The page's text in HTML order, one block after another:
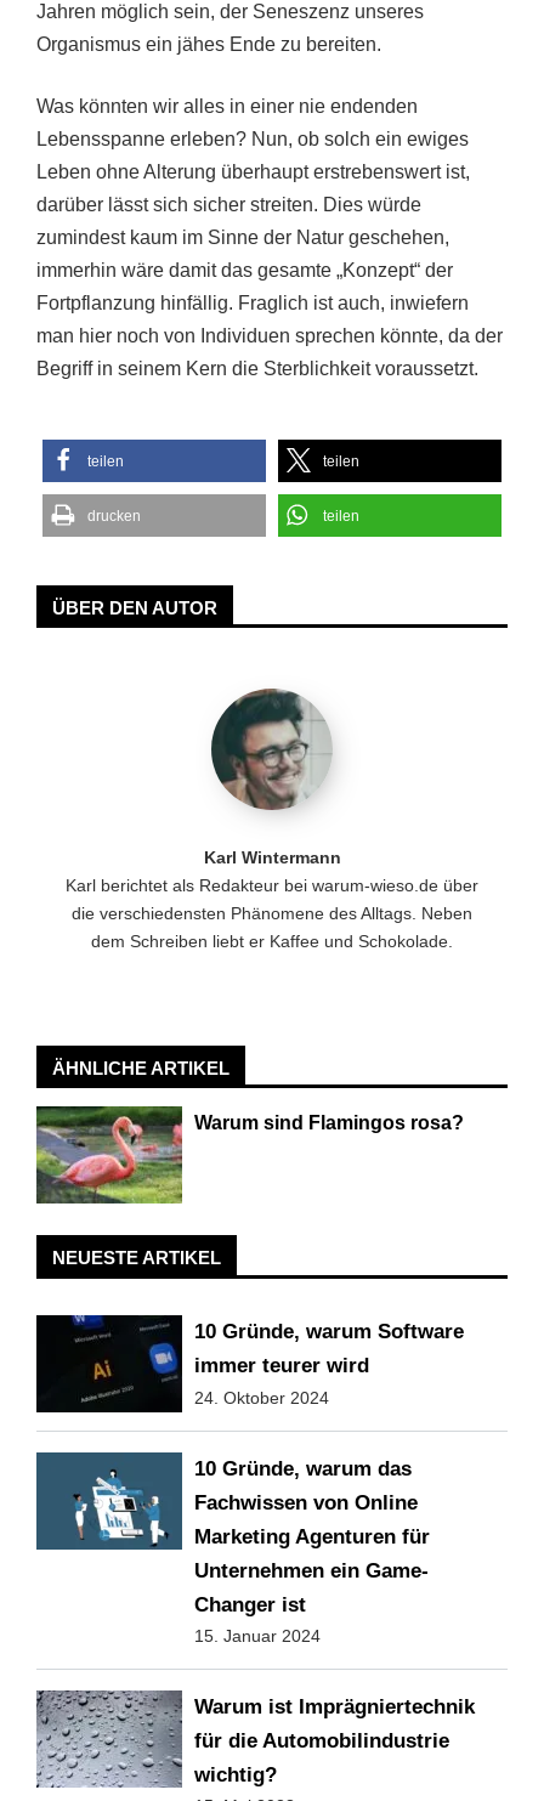
Jahren möglich sein, der Seneszenz unseres
Organismus ein jähes Ende zu bereiten.
Was könnten wir alles in einer nie endenden
Lebensspanne erleben? Nun, ob solch ein ewiges
Leben ohne Alterung überhaupt erstrebenswert ist,
darüber lässt sich sicher streiten. Dies würde
zumindest kaum im Sinne der Natur geschehen,
immerhin wäre damit das gesamte „Konzept“ der
Fortpflanzung hinfällig. Fraglich ist auch, inwiefern
man hier noch von Individuen sprechen könnte, da der
Begriff in seinem Kern die Sterblichkeit voraussetzt.
teilen teilen
drucken teilen
ÜBER DEN AUTOR
Karl Wintermann
Karl berichtet als Redakteur bei warum-wieso.de über
die verschiedensten Phänomene des Alltags. Neben
dem Schreiben liebt er Kaffee und Schokolade.
ÄHNLICHE ARTIKEL
Warum sind Flamingos rosa?
NEUESTE ARTIKEL
10 Gründe, warum Software
immer teurer wird
24. Oktober 2024
10 Gründe, warum das
Fachwissen von Online
Marketing Agenturen für
Unternehmen ein Game-
Changer ist
15. Januar 2024
Warum ist Imprägniertechnik
für die Automobilindustrie
wichtig?